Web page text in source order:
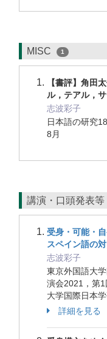
MISC 1
【書評】角田
ル，テアル，
志波彩子
日本語の研究
8月
講演・口頭発表等
受身・可能・
スペイン語の
志波彩子
東京外国語大
演会2021，第
大学国際日本
詳細を見る